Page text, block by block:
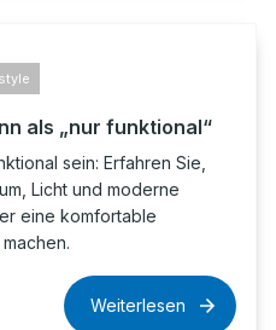
als „nur funktional“
sein: Erfahren Sie,
Licht und moderne
eine komfortable
Weiterlesen